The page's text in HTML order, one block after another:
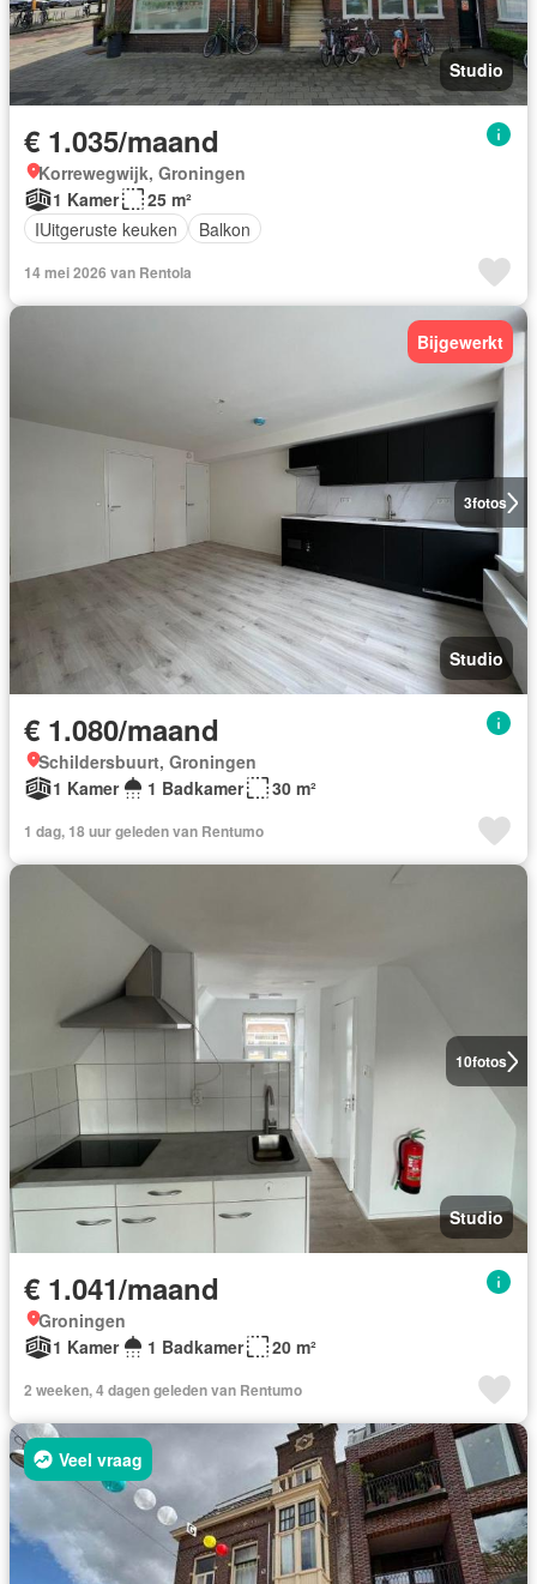
Studio
€ 1.035/maand
Korrewegwijk, Groningen
1 Kamer
25 m²
IUitgeruste keuken
Balkon
14 mei 2026 van Rentola
3fotos
Bijgewerkt
Studio
€ 1.080/maand
Schildersbuurt, Groningen
1 Kamer
1 Badkamer 30 m²
1 dag, 18 uur geleden van Rentumo
10fotos
Studio
€ 1.041/maand
Groningen
1 Kamer
1 Badkamer 20 m²
2 weeken, 4 dagen geleden van Rentumo
Veel vraag